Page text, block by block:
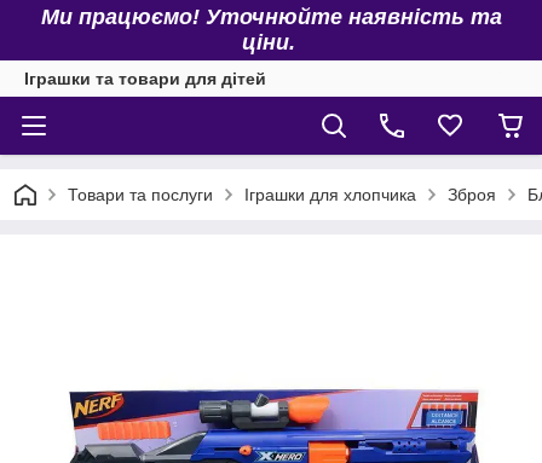
Ми працюємо! Уточнюйте наявність та
ціни.
Іграшки та товари для дітей
Товари та послуги Іграшки для хлопчика Зброя